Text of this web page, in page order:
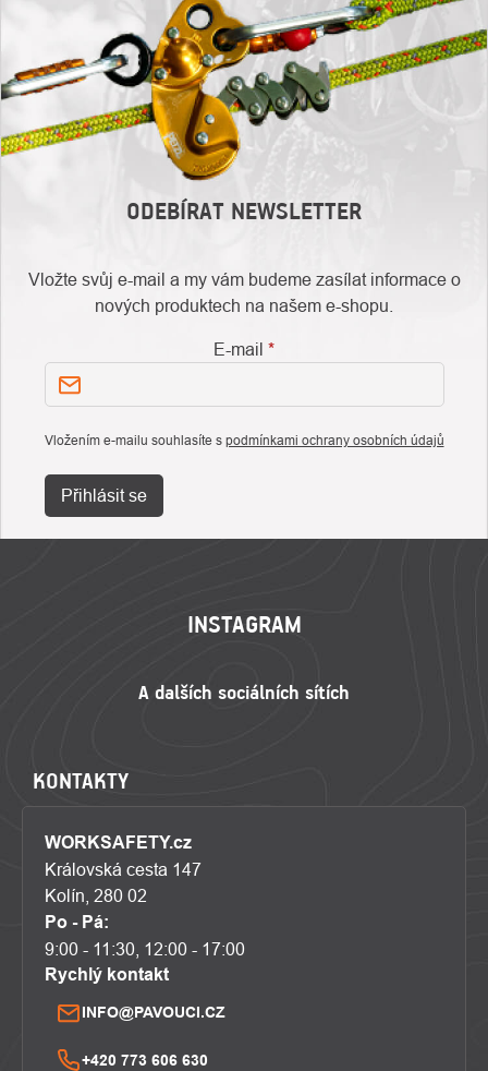
ODEBÍRAT NEWSLETTER
Vložte svůj e-mail a my vám budeme zasílat informace o
nových produktech na našem e-shopu.
E-mail
Vložením e-mailu souhlasíte s podmínkami ochrany osobních údajů
Přihlásit se
INSTAGRAM
KONTAKTY
WORKSAFETY.cz
Královská cesta 147
Kolín, 280 02
Po - Pá:
9:00 - 11:30, 12:00 - 17:00
Rychlý kontakt
INFO@PAVOUCI.CZ
+420 773 606 630